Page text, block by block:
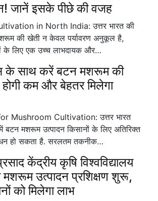
जानें इसके पीछे की वजह
in North India: उत्तर भारत की
की खेती न केवल पर्यावरण अनुकूल है,
के लिए एक उच्च लाभदायक और…
के साथ करें बटन मशरूम की
कम और बेहतर मिलेगा
Mushroom Cultivation: उत्तर भारत
बटन मशरूम उत्पादन किसानों के लिए अतिरिक्त
हो सकता है. सरलतम तकनीक…
केंद्रीय कृषि विश्वविद्यालय
मशरूम उत्पादन प्रशिक्षण शुरू,
को मिलेगा लाभ